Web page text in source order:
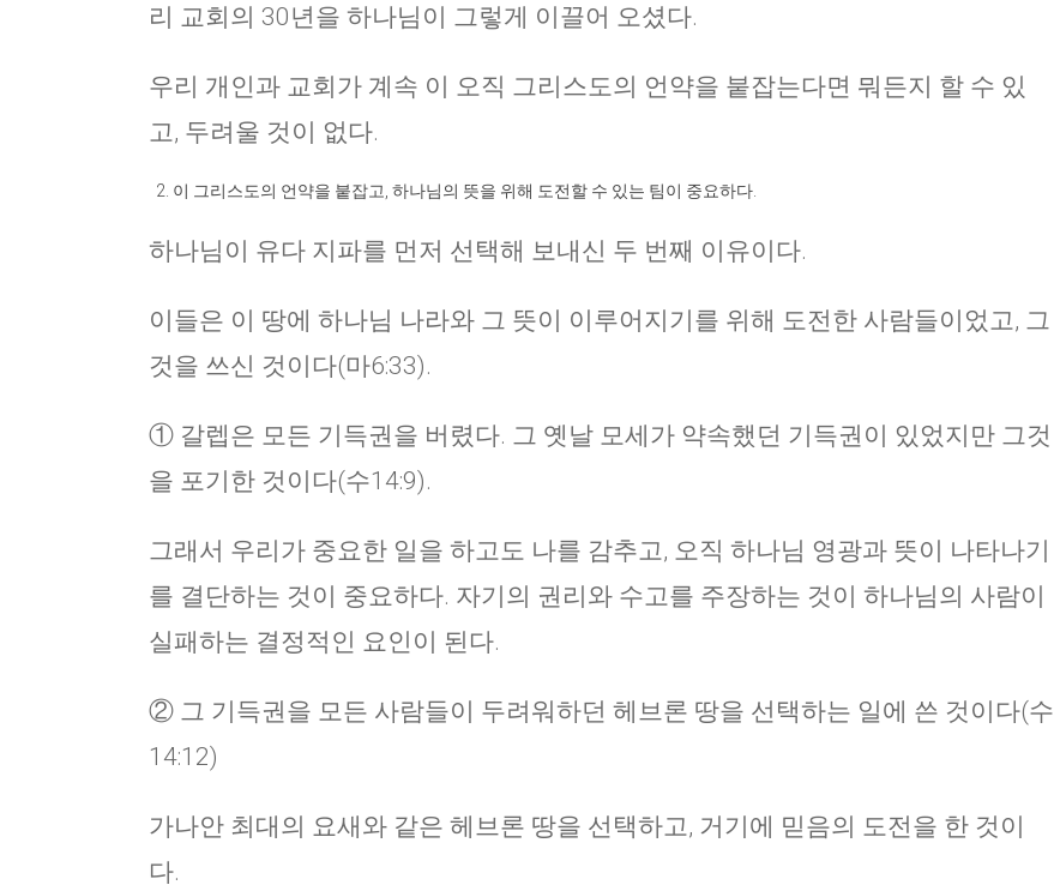
리 교회의 30년을 하나님이 그렇게 이끌어 오셨다.
우리 개인과 교회가 계속 이 오직 그리스도의 언약을 붙잡는다면 뭐든지 할 수 있
고, 두려울 것이 없다.
이 그리스도의 언약을 붙잡고, 하나님의 뜻을 위해 도전할 수 있는 팀이 중요하다.
하나님이 유다 지파를 먼저 선택해 보내신 두 번째 이유이다.
이들은 이 땅에 하나님 나라와 그 뜻이 이루어지기를 위해 도전한 사람들이었고, 그
것을 쓰신 것이다(마6:33).
① 갈렙은 모든 기득권을 버렸다. 그 옛날 모세가 약속했던 기득권이 있었지만 그것
을 포기한 것이다(수14:9).
그래서 우리가 중요한 일을 하고도 나를 감추고, 오직 하나님 영광과 뜻이 나타나기
를 결단하는 것이 중요하다. 자기의 권리와 수고를 주장하는 것이 하나님의 사람이
실패하는 결정적인 요인이 된다.
② 그 기득권을 모든 사람들이 두려워하던 헤브론 땅을 선택하는 일에 쓴 것이다(수
14:12)
가나안 최대의 요새와 같은 헤브론 땅을 선택하고, 거기에 믿음의 도전을 한 것이
다.